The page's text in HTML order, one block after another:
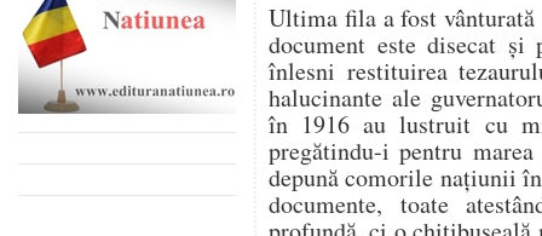
Ultima fila a fost
document este disecat
înlesni restituirea
halucinante ale
în 1916 au lustruit cu
pregătindu-i pentru
depună comorile națiunii
documente, toate